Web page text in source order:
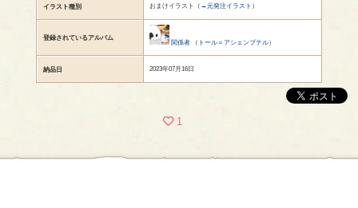
イラスト種別 おまけイラスト（ →元発注イラスト ）
登録されているアルバム
関係者（ トール＝アシェンプテル）
納品日 2023年07月16日
1